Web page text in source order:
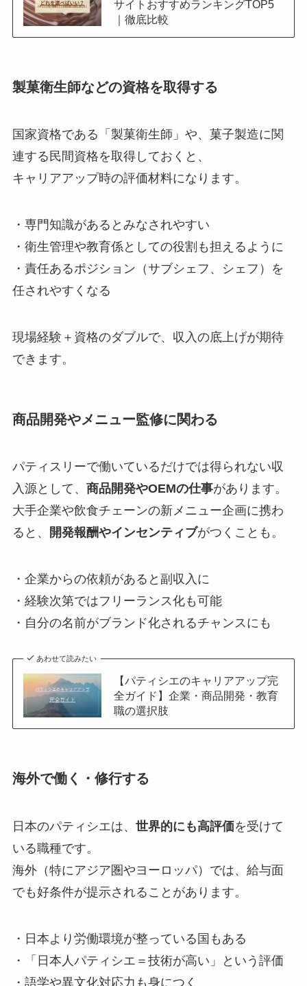
サイトおすすめランキングTOP5
｜徹底比較
製菓衛生師などの資格を取得する
国家資格である「製菓衛生師」や、菓子製造に関
連する民間資格を取得しておくと、
キャリアアップ時の評価材料になります。
・専門知識があるとみなされやすい
・衛生管理や教育係としての役割も担えるように
・責任あるポジション（サブシェフ、シェフ）を
任されやすくなる
現場経験＋資格のダブルで、収入の底上げが期待
できます。
商品開発やメニュー監修に関わる
パティスリーで働いているだけでは得られない収
入源として、 商品開発やOEMの仕事があります。
大手企業や飲食チェーンの新メニュー企画に携わ
ると、
開発報酬やインセンティブがつくことも。
・企業からの依頼があると副収入に
・経験次第ではフリーランス化も可能
・自分の名前がブランド化されるチャンスにも
あわせて読みたい
【パティシエのキャリアアップ完
全ガイド】企業・商品開発・教育
職の選択肢
海外で働く・修行する
日本のパティシエは、 世界的にも高評価を受けて
いる職種です。
海外（特にアジア圏やヨーロッパ）では、給与面
でも好条件が提示されることがあります。
・日本より労働環境が整っている国もある
・「日本人パティシエ＝技術が高い」という評価
・語学や異文化対応力も身につく